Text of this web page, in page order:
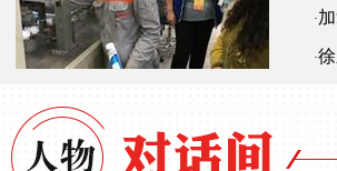
·
·